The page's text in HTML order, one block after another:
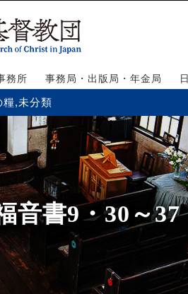
務所 事務局・出版局・年金局
糧,未分類
音書9・30～37